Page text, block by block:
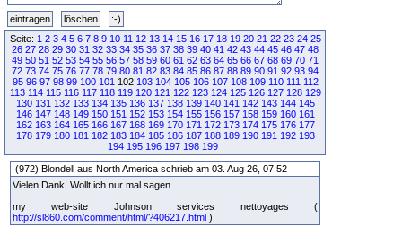
Seite: 1 2 3 4 5 6 7 8 9 10 11 12 13 14 15 16 17 18 19 20 21 22 23 24 25
26 27 28 29 30 31 32 33 34 35 36 37 38 39 40 41 42 43 44 45 46 47 48
49 50 51 52 53 54 55 56 57 58 59 60 61 62 63 64 65 66 67 68 69 70 71
72 73 74 75 76 77 78 79 80 81 82 83 84 85 86 87 88 89 90 91 92 93 94
95 96 97 98 99 100 101 102 103 104 105 106 107 108 109 110 111 112
113 114 115 116 117 118 119 120 121 122 123 124 125 126 127 128 129
130 131 132 133 134 135 136 137 138 139 140 141 142 143 144 145
146 147 148 149 150 151 152 153 154 155 156 157 158 159 160 161
162 163 164 165 166 167 168 169 170 171 172 173 174 175 176 177
178 179 180 181 182 183 184 185 186 187 188 189 190 191 192 193
194 195 196 197 198 199
(972) Blondell aus North America schrieb am 03. Aug 26, 07:52
Vielen Dank! Wollt ich nur mal sagen.
my web-site Johnson services nettoyages (
http://sl860.com/comment/html/?406217.html )